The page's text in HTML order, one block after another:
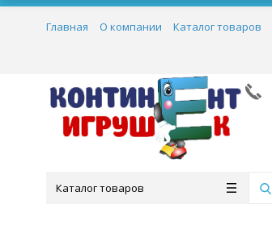
Главная О компании Каталог товаров
Каталог товаров